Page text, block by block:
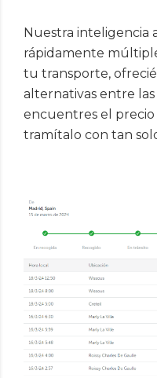
Nuestra inteligencia
rápidamente
tu transporte,
alternativas entre
encuentres el precio
tramítalo con tan